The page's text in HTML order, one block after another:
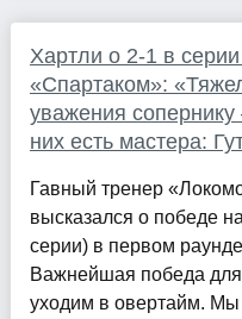
Хартли о 2-1 в
«Спартаком»:
уважения
них есть мастера:
Гавный тренер
высказался о победе
серии) в первом
Важнейшая победа
уходим в овертайм. Мы